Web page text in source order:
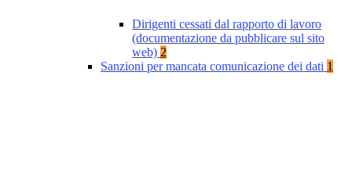
Dirigenti cessati dal rapporto di lavoro
(documentazione da pubblicare sul sito
web) 2
Sanzioni per mancata comunicazione dei dati 1